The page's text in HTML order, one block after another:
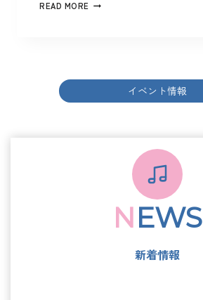
READ MORE
イベント情報
NEWS
新着情報